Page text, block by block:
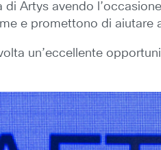
Artys avendo
e promettono di
un’eccellente